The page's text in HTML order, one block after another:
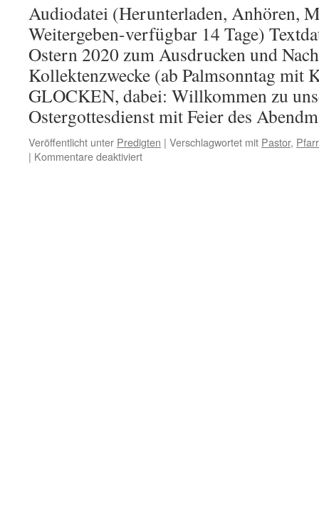
Audiodatei (Herunterladen, Anhören,
Weitergeben-verfügbar 14 Tage)
Ostern 2020 zum Ausdrucken und
Kollektenzwecke (ab Palmsonntag mit
GLOCKEN, dabei: Willkommen zu
Ostergottesdienst mit Feier des
Veröffentlicht unter Predigten | Verschlagwortet mit Pastor,
| Kommentare deaktiviertfür